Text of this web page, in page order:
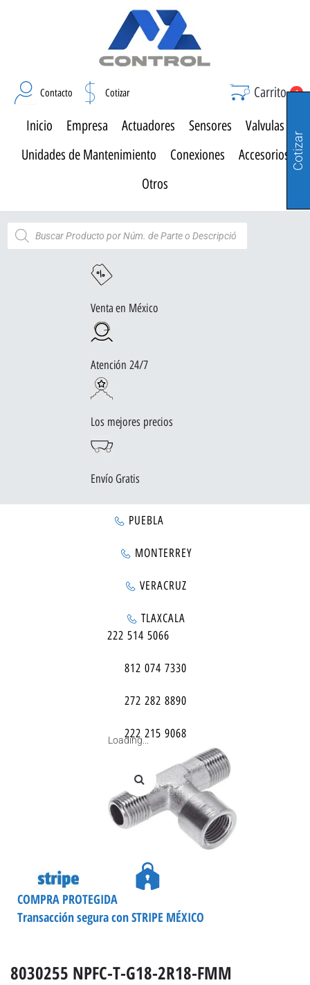
Contacto Cotizar Carrito 0
Inicio Empresa Actuadores Sensores
Valvulas
Unidades de Mantenimiento
Conexiones
Accesorios
Otros
Venta en México
Atención 24/7
Los mejores precios
Envío Gratis
PUEBLA
MONTERREY
VERACRUZ
TLAXCALA
222 514 5066
812 074 7330
272 282 8890
222 215 9068
Loading...
Transacción segura con STRIPE MÉXICO
COMPRA PROTEGIDA
8030255 NPFC-T-G18-2R18-FMM
Cotizar